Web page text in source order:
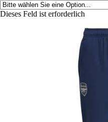
Dieses Feld ist erforderlich